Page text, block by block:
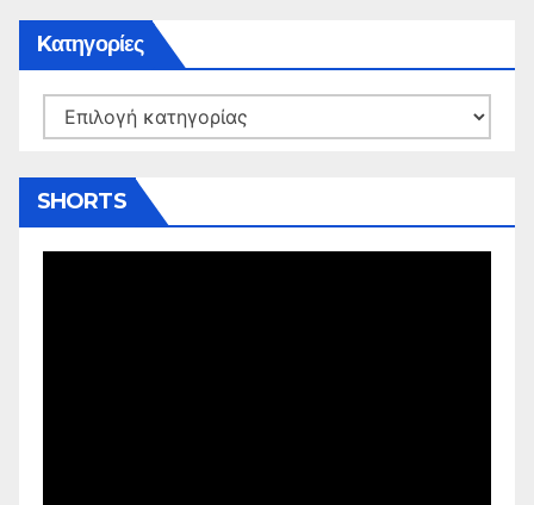
Kατηγορίες
Kατηγορίες
SHORTS